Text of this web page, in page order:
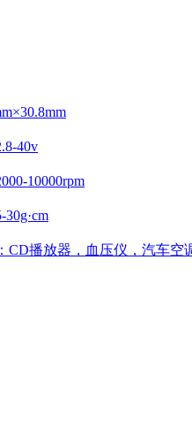
40v
10000rpm
CD播放器，血压仪，汽车